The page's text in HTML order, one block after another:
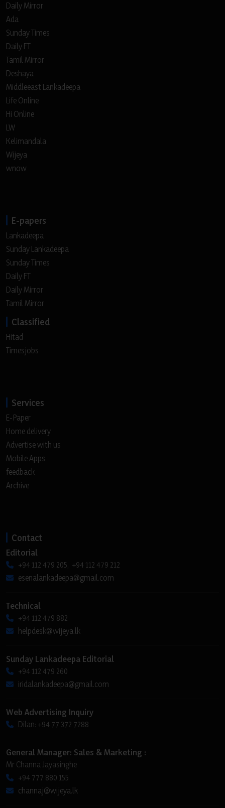
Daily Mirror
Ada
Sunday Times
Daily FT
Tamil Mirror
Deshaya
Middleeast Lankadeepa
Life Online
Hi Online
LW
Kelimandala
Wijeya
wnow
E-papers
Lankadeepa
Sunday Lankadeepa
Sunday Times
Daily FT
Daily Mirror
Tamil Mirror
Classified
Hitad
Timesjobs
Services
E-Paper
Home delivery
Advertise with us
Mobile Apps
feedback
Archive
Contact
Editorial
+94 112 479 205, +94 112 479 212
esenalankadeepa@gmail.com
Technical
+94 112 479 882
helpdesk@wijeya.lk
Sunday Lankadeepa Editorial
+94 112 479 260
iridalankadeepa@gmail.com
Web Advertising Inquiry
Dilan: +94 77 372 7288
General Manager: Sales & Marketing :
Mr Channa Jayasinghe
+94 777 880 155
channaj@wijeya.lk